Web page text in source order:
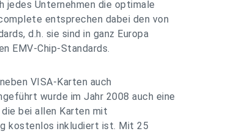
Unternehmen die optimale
entsprechen dabei den von
d.h. sie sind in ganz Europa
EMV-Chip-Standards.
VISA-Karten auch
wurde im Jahr 2008 auch eine
bei allen Karten mit
kostenlos inkludiert ist. Mit 25